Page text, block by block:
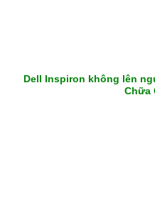
Dell Inspiron không lên
Chữa